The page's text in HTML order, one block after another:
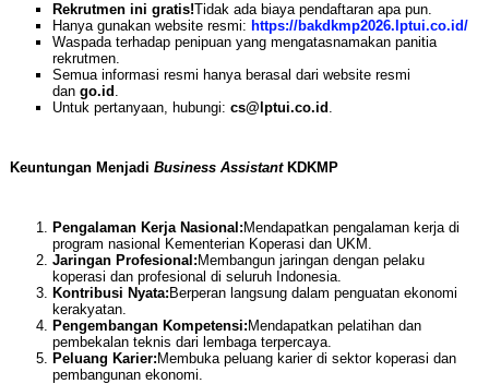
Rekrutmen ini gratis!Tidak ada biaya pendaftaran apa pun.
Hanya gunakan website resmi: https://bakdkmp2026.lptui.co.id/
Waspada terhadap penipuan yang mengatasnamakan panitia
rekrutmen.
Semua informasi resmi hanya berasal dari website resmi
dan go.id .
Untuk pertanyaan, hubungi: cs@lptui.co.id .
Keuntungan Menjadi Business AssistantKDKMP
Pengalaman Kerja Nasional: Mendapatkan pengalaman kerja di
program nasional Kementerian Koperasi dan UKM.
Jaringan Profesional: Membangun jaringan dengan pelaku
koperasi dan profesional di seluruh Indonesia.
Kontribusi Nyata: Berperan langsung dalam penguatan ekonomi
kerakyatan.
Pengembangan Kompetensi: Mendapatkan pelatihan dan
pembekalan teknis dari lembaga terpercaya.
Peluang Karier: Membuka peluang karier di sektor koperasi dan
pembangunan ekonomi.